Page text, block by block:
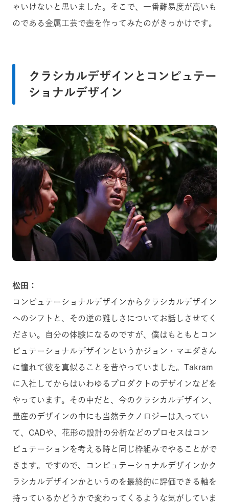
ゃいけないと思いました。そこで、一番難易度が高いも
のである金属工芸で壺を作ってみたのがきっかけです。
クラシカルデザインとコンピュテー
ショナルデザイン
松田：
コンピュテーショナルデザインからクラシカルデザイン
へのシフトと、その逆の難しさについてお話しさせてく
ださい。自分の体験になるのですが、僕はもともとコン
ピュテーショナルデザインというかジョン・マエダさん
に憧れて彼を真似ることを昔やっていました。Takram
に入社してからはいわゆるプロダクトのデザインなどを
やっています。その中だと、今のクラシカルデザイン、
量産のデザインの中にも当然テクノロジーは入ってい
て、CADや、花形の設計の分析などのプロセスはコン
ピュテーションを考える時と同じ枠組みでやることがで
きます。ですので、コンピュテーショナルデザインかク
ラシカルデザインかというのを最終的に評価できる軸を
持っているかどうかで変わってくるような気がしていま